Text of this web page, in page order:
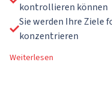
kontrollieren können
Sie werden Ihre Ziele
konzentrieren
Weiterlesen